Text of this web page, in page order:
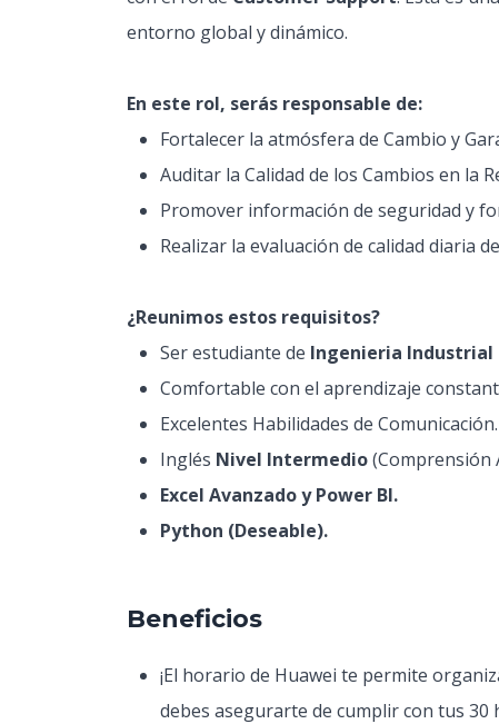
entorno global y dinámico.
En este rol, serás responsable de:
Fortalecer la atmósfera de Cambio y
Auditar la Calidad de los Cambios en la
Promover información de seguridad y
Realizar la evaluación de calidad diaria
¿Reunimos estos requisitos?
Ser estudiante de Ingenieria Industrial
Comfortable con el aprendizaje
Excelentes Habilidades de Comunicación.
Inglés Nivel Intermedio(Comprensión
Excel Avanzado y Power BI.
Python (Deseable).
Beneficios
¡El horario de Huawei te permite
debes asegurarte de cumplir con tus 30